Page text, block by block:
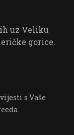
uz Veliku
gorice.
s Vaše